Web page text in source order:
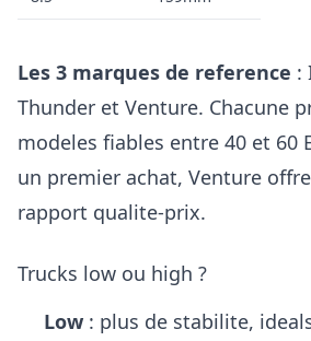
Les 3 marques de reference :
Thunder et Venture. Chacune
modeles fiables entre 40 et 60
un premier achat, Venture
rapport qualite-prix.
Trucks low ou high ?
Low : plus de stabilite,